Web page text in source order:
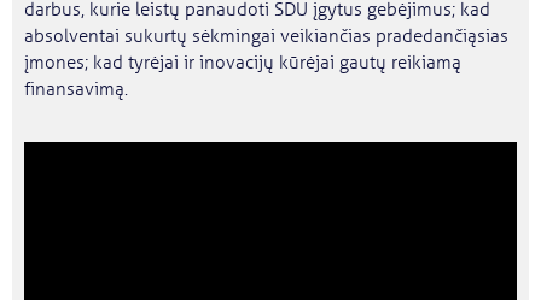
darbus, kurie leistų panaudoti SDU įgytus gebėjimus; kad
absolventai sukurtų sėkmingai veikiančias pradedančiąsias
įmones; kad tyrėjai ir inovacijų kūrėjai gautų reikiamą
finansavimą.